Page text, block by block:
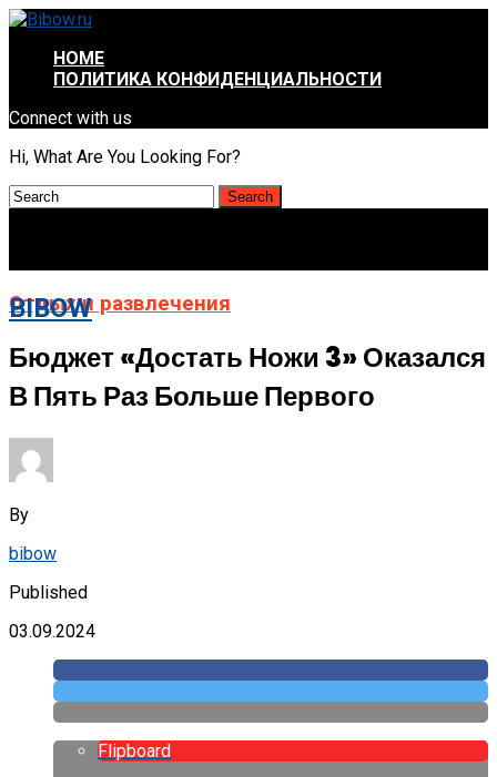
HOME
ПОЛИТИКА КОНФИДЕНЦИАЛЬНОСТИ
Connect with us
Hi, What Are You Looking For?
BIBOW
Отдых и развлечения
Бюджет «Достать Ножи 3» Оказался
В Пять Раз Больше Первого
By
bibow
Published
03.09.2024
Flipboard